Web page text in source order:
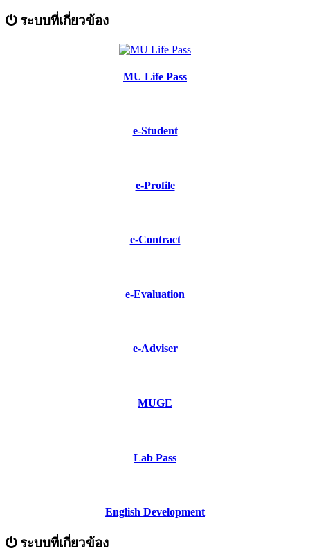
ระบบที่เกี่ยวข้อง
MU Life Pass
e-Student
e-Profile
e-Contract
e-Evaluation
e-Adviser
MUGE
Lab Pass
English Development
ระบบที่เกี่ยวข้อง